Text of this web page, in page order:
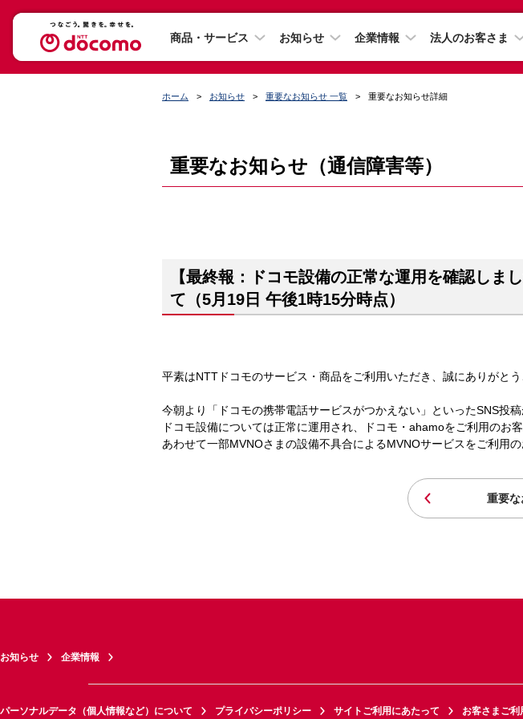
商品・サービス お知らせ 企業情報 法人のお客さま
ホーム お知らせ 重要なお知らせ 一覧 重要なお知らせ詳細
重要なお知らせ（通信障害等）
【最終報：ドコモ設備の正常な運用を確認しま
て（5月19日 午後1時15分時点）
平素はNTTドコモのサービス・商品をご利用いただき、誠にありがとう
今朝より「ドコモの携帯電話サービスがつかえない」といったSNS投
ドコモ設備については正常に運用され、ドコモ・ahamoをご利用のお
あわせて一部MVNOさまの設備不具合によるMVNOサービスをご利用
重要
お知らせ 企業情報
パーソナルデータ（個人情報など）について プライバシーポリシー サイトご利用にあたって お客さまご